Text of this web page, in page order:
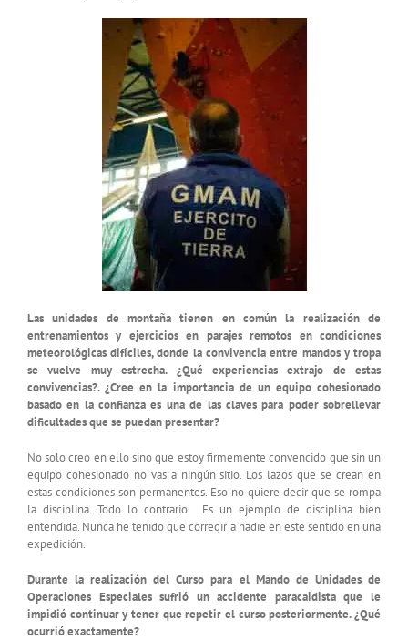
Las unidades de montaña tienen en común la realización de
entrenamientos y ejercicios en parajes remotos en condiciones
meteorológicas difíciles, donde la convivencia entre mandos y tropa
se vuelve muy estrecha. ¿Qué experiencias extrajo de estas
convivencias?. ¿Cree en la importancia de un equipo cohesionado
basado en la confianza es una de las claves para poder sobrellevar
dificultades que se puedan presentar?
No solo creo en ello sino que estoy firmemente convencido que sin un
equipo cohesionado no vas a ningún sitio. Los lazos que se crean en
estas condiciones son permanentes. Eso no quiere decir que se rompa
la disciplina. Todo lo contrario. Es un ejemplo de disciplina bien
entendida. Nunca he tenido que corregir a nadie en este sentido en una
expedición.
Durante la realización del Curso para el Mando de Unidades de
Operaciones Especiales sufrió un accidente paracaidista que le
impidió continuar y tener que repetir el curso posteriormente. ¿Qué
ocurrió exactamente?